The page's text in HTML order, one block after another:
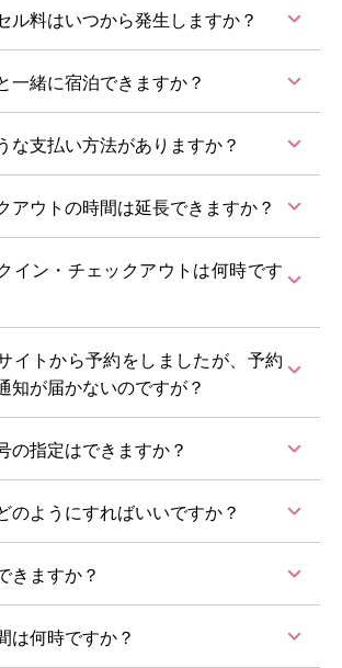
ドはなく、お振込みをご希望の場合は
絡ください。
の場合は規定のキャンセル料が発生
ル料はいつから発生しますか？
し・日程の変更につきましては、ご宿
キャンセル料が発生致します。
【当日】100％
一緒に宿泊できますか？
1匹までとさせて頂きます。必ずリー
い。
りいただけません。
な支払い方法がありますか？
ジットカードをご利用いただけます。
アウトの時間は延長できますか？
況により可能です。チェックイン時に
イン・チェックアウトは何時です
、チェックアウト11:00 でございま
イトから予約をしましたが、予約
知が届かないのですが？
ダに振り分けられていないかご確認
ます。
の指定はできますか？
約は承っておりません。
て承りますので、ご希望の場合はご予
お知らせください。
のようにすればいいですか？
お電話でのご予約が可能です。
でのご予約は公式Webサイトが一番お
きますか？
は何時ですか？